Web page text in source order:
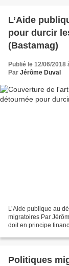
L’Aide
pour durcir
(Bastamag)
Publié le 12/06/2018
Par Jérôme Duval
L’Aide publique au
migratoires Par
doit en principe
Politiques